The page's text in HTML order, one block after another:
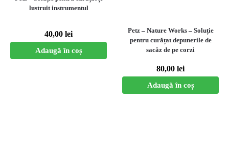
lustruit instrumentul
40,00 lei
Adaugă în coș
Petz – Nature Works – Soluție
pentru curățat depunerile de
sacâz de pe corzi
80,00 lei
Adaugă în coș